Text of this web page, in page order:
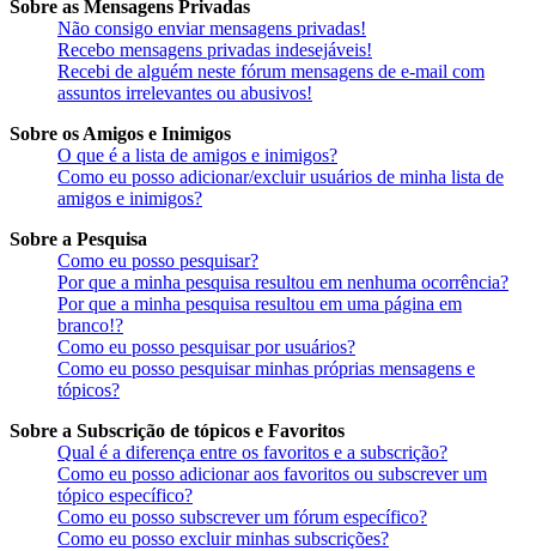
Sobre as Mensagens Privadas
Não consigo enviar mensagens privadas!
Recebo mensagens privadas indesejáveis!
Recebi de alguém neste fórum mensagens de e-mail com
assuntos irrelevantes ou abusivos!
Sobre os Amigos e Inimigos
O que é a lista de amigos e inimigos?
Como eu posso adicionar/excluir usuários de minha lista de
amigos e inimigos?
Sobre a Pesquisa
Como eu posso pesquisar?
Por que a minha pesquisa resultou em nenhuma ocorrência?
Por que a minha pesquisa resultou em uma página em
branco!?
Como eu posso pesquisar por usuários?
Como eu posso pesquisar minhas próprias mensagens e
tópicos?
Sobre a Subscrição de tópicos e Favoritos
Qual é a diferença entre os favoritos e a subscrição?
Como eu posso adicionar aos favoritos ou subscrever um
tópico específico?
Como eu posso subscrever um fórum específico?
Como eu posso excluir minhas subscrições?